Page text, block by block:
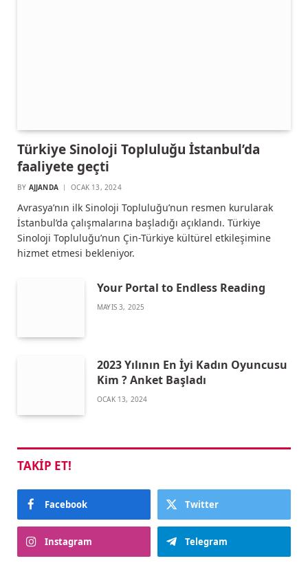
Türkiye Sinoloji Topluluğu İstanbul’da
faaliyete geçti
BY AJJANDA OCAK 13, 2024
Avrasya’nın ilk Sinoloji Topluluğu’nun resmen kurularak
İstanbul’da çalışmalarına başladığı açıklandı. Türkiye
Sinoloji Topluluğu’nun Çin-Türkiye kültürel etkileşimine
hizmet etmesi bekleniyor.
Your Portal to Endless Reading
MAYIS 3, 2025
2023 Yılının En İyi Kadın Oyuncusu
Kim ? Anket Başladı
OCAK 13, 2024
TAKIP ET!
Facebook Twitter
Instagram Telegram